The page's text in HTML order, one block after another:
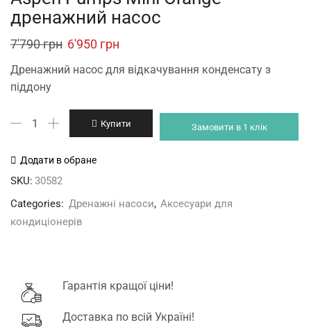
дренажний насос
7'790грн Original
price
6'950 грн
price
Дренажний насос для відкачування конденсату з
піддону
Aspen
Mini
насос
кількість
Купити Замовити в 1 клік
Додати в обране
SKU: 30582
Categories: Дренажні насоси, Аксесуари для
кондиціонерів
Гарантія кращої ціни!
Доставка по всій Україні!